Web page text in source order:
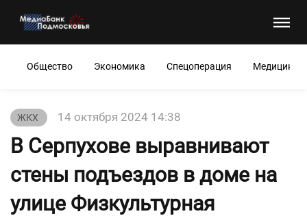
Общество Экономика Спецоперация Медицина
ЖКХ 14 октября 2024 14:38
В Серпухове выравнивают
стены подъездов в доме на
улице Физкультурная